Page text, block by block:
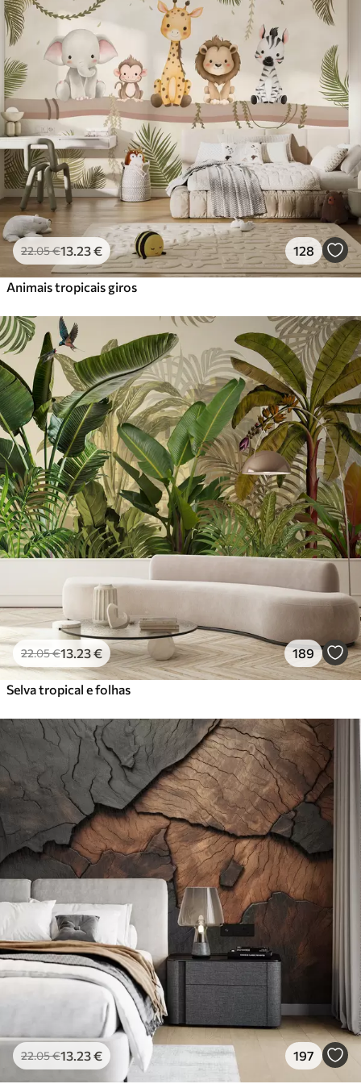
Standard
27.00 €/m²
Premium
56.6734.00€/m²
Vinil Premium
65.0039.00€/m²
Peel and Stick
81.6749.00€/m²
22.05€13 .23€ 128
Animais tropicais giros
22.05€13 .23€ 189
Selva tropical e folhas
22.05€13 .23€ 197